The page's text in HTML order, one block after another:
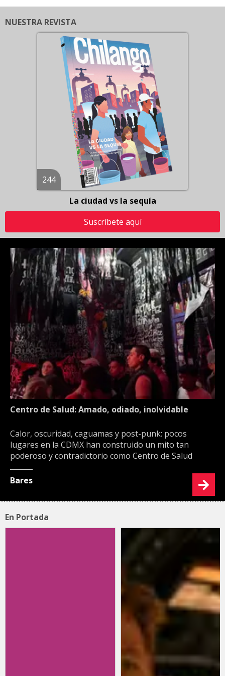
NUESTRA REVISTA
244
La ciudad vs la sequía
Suscríbete aquí
Centro de Salud: Amado, odiado, inolvidable
Calor, oscuridad, caguamas y post-punk: pocos
lugares en la CDMX han construido un mito tan
poderoso y contradictorio como Centro de Salud
Bares
En Portada